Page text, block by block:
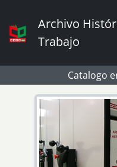
Archivo
Trabajo
Catalogo